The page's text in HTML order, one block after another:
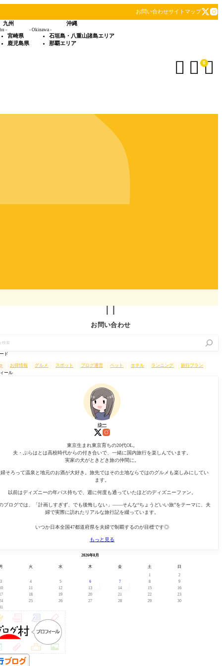
お問い合わせサイトマップ
九州
-
宮崎県
鹿児島県
沖縄
- Okinawa -
石垣島・八重山諸島エリア
那覇エリア
  0

お問い合わせ
ド
お得情報 グルメ スポット ブログ運営 ペット ホテル ランニング
旅行プラン
ール
ゆー
東京生まれ東京育ちの20代OL。
夫・ぷらはとは高校時代からの付き合いで、一緒に国内旅行を楽しんでいます。
実家の犬がときどき旅の仲間に。
そろって温泉と地元のお酒が大好き。旅先ではその土地ならではのグルメも楽しみにしてい
ます。
以前はディズニーの年パス持ちで、週に何度も通っていたほどのディズニーファン。
ブログでは、「計画しすぎず、でも後悔しない」——そんな“ちょうどいい旅”をテーマに、夫
婦で実際に訪れたリアルな旅行記を綴っています。
いつか日本全国47都道府県を夫婦で制覇するのが目標です◎
もっと見る
2026年8月
火 水 木 金 土
日
1
2
3
4 5 6 7 8
9
11 12 13 14 15
16
18 19 20 21 22
23
25 26 27 28 29
30